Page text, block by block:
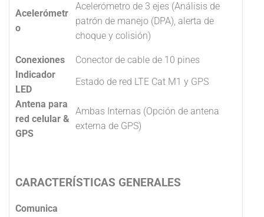
Acelerómetr
o
Acelerómetro de 3 ejes (Análisis de
patrón de manejo (DPA), alerta de
choque y colisión)
Conexiones
Conector de cable de 10 pines
Indicador
LED
Estado de red LTE Cat M1 y GPS
Antena para
red celular &
GPS
Ambas Internas (Opción de antena
externa de GPS)
CARACTERÍSTICAS GENERALES
Comunica